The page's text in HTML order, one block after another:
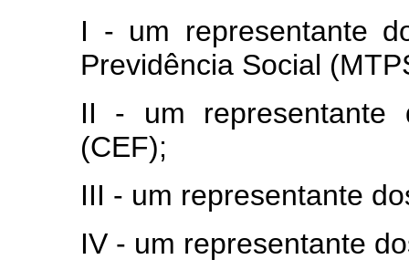
I - um representante
Previdência Social
II - um representante
(CEF);
III - um representante
IV - um representante